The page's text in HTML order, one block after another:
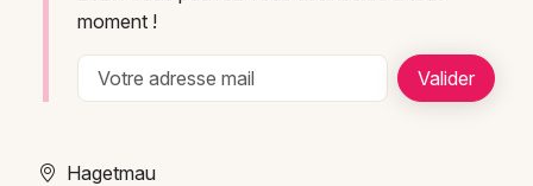
moment !
Hagetmau